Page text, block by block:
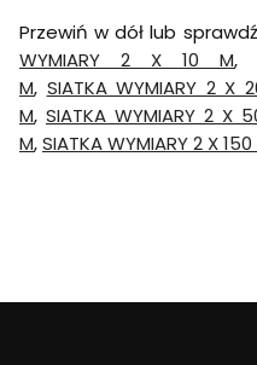
Przewiń w dół lub
WYMIARY 2 X 10 M,
M, SIATKA WYMIARY 2 X
M, SIATKA WYMIARY 2 X
M,SIATKA WYMIARY 2 X 150